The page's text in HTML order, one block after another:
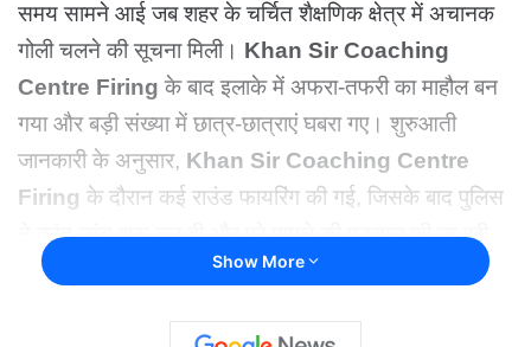
समय सामने आई जब शहर के चर्चित शैक्षणिक क्षेत्र में अचानक
गोली चलने की सूचना मिली। Khan Sir Coaching
Centre Firing के बाद इलाके में अफरा-तफरी का माहौल बन
गया और बड़ी संख्या में छात्र-छात्राएं घबरा गए। शुरुआती
जानकारी के अनुसार, Khan Sir Coaching Centre
Firing के दौरान कई राउंड फायरिंग की गई, जिसके बाद पुलिस
ने तुरंत जांच शुरू कर दी और पूरे मामले की पड़ताल की जा रही
है।
पटना का मुसल्लहपुर इलाका प्रतियोगी परीक्षाओं की तैयारी करने
Show More